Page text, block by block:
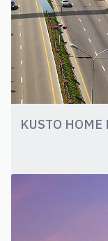
KUSTO